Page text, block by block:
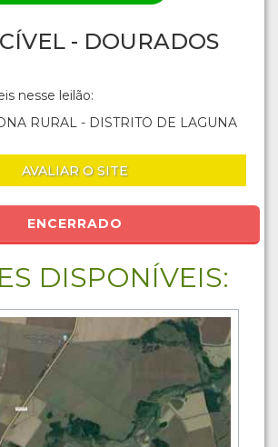
- DOURADOS
nesse leilão:
RURAL - DISTRITO DE LAGUNA
AVALIAR O SITE
ENCERRADO
DISPONÍVEIS: